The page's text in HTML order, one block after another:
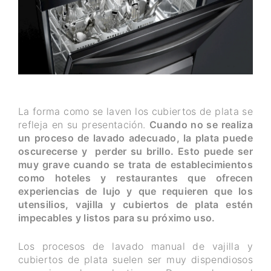
La forma como se laven los cubiertos de plata se
refleja en su presentación. Cuando no se realiza
un proceso de lavado adecuado, la plata puede
oscurecerse y perder su brillo. Esto puede ser
muy grave cuando se trata de establecimientos
como hoteles y restaurantes que ofrecen
experiencias de lujo y que requieren que los
utensilios, vajilla y cubiertos de plata estén
impecables y listos para su próximo uso.
Los procesos de lavado manual de vajilla y
cubiertos de plata suelen ser muy dispendiosos